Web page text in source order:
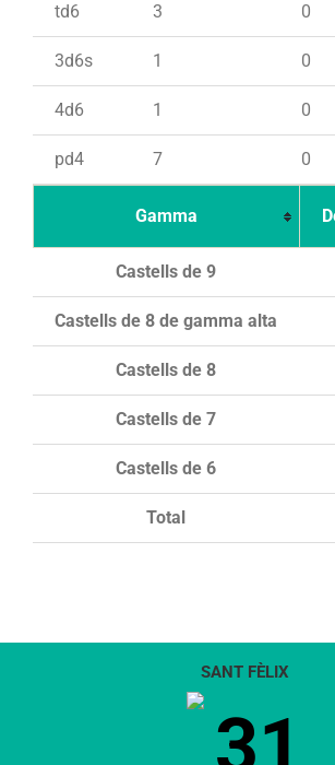
td6 3 0
3d6s 1 0
4d6 1 0
pd4 7 0
Gamma
Total
Castells de 9
Castells de 8 de gamma alta
Castells de 8
Castells de 7
Castells de 6
SANT FÈLIX
31